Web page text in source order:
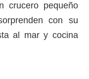
crucero pequeño
con su
al mar y cocina